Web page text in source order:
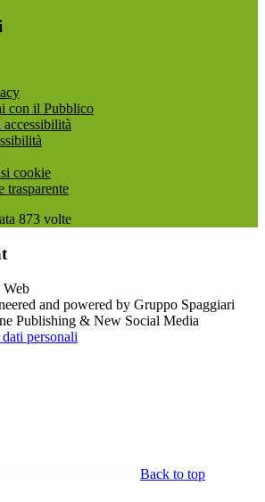
con il Pubblico
cookie
trasparente
873 volte
and powered by Gruppo Spaggiari
Publishing & New Social Media
personali
Back to top